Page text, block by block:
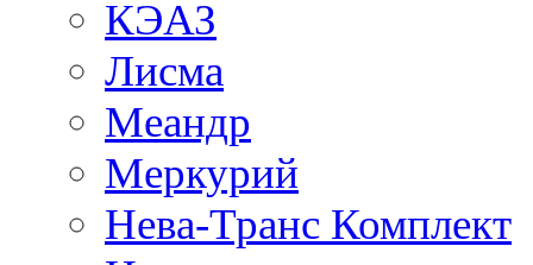
КЭАЗ
Лисма
Меандр
Меркурий
Нева-Транс Комплект